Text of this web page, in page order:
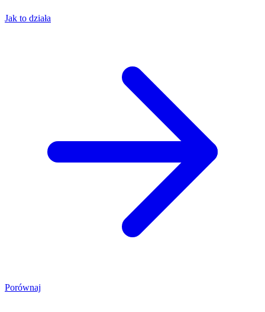
Jak to działa
Porównaj